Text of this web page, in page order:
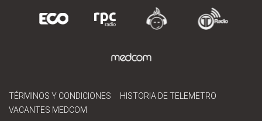
TÉRMINOS Y CONDICIONES
HISTORIA DE TELEMETRO
VACANTES MEDCOM